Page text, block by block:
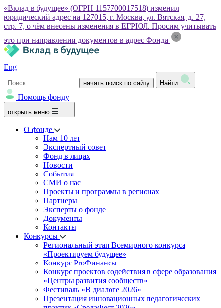
«Вклад в будущее» (ОГРН 1157700017518) изменил
юридический адрес на 127015, г. Москва, ул. Вятская, д. 27,
стр. 7, о чём внесены изменения в ЕГРЮЛ. Просим учитывать
это при направлении документов в адрес Фонда
Eng
начать поиск по сайту Найти
Помощь фонду
открыть меню
О фонде
Нам 10 лет
Экспертный совет
Фонд в лицах
Новости
События
СМИ о нас
Проекты и программы в регионах
Партнеры
Эксперты о фонде
Документы
Контакты
Конкурсы
Региональный этап Всемирного конкурса
«Проектируем будущее»
Конкурс ProФинансы
Конкурс проектов содействия в сфере образования
«Центры развития сообществ»
Фестиваль «В диалоге 2026»
Презентация инновационных педагогических